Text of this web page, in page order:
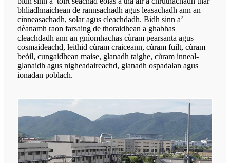
bhliadhnaichean de rannsachadh agus leasachadh ann an
cinneasachadh, solar agus cleachdadh. Bidh sinn a’
dèanamh raon farsaing de thoraidhean a ghabhas
cleachdadh ann an gnìomhachas cùram pearsanta agus
cosmaideachd, leithid cùram craiceann, cùram fuilt, cùram
beòil, cungaidhean maise, glanadh taighe, cùram inneal-
glanaidh agus nigheadaireachd, glanadh ospadalan agus
ionadan poblach.